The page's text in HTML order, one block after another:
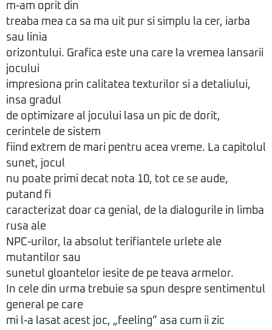
m-am oprit din
treaba mea ca sa ma uit pur si simplu la cer, iarba
sau linia
orizontului. Grafica este una care la vremea lansarii
jocului
impresiona prin calitatea texturilor si a detaliului,
insa gradul
de optimizare al jocului lasa un pic de dorit,
cerintele de sistem
fiind extrem de mari pentru acea vreme. La capitolul
sunet, jocul
nu poate primi decat nota 10, tot ce se aude,
putand fi
caracterizat doar ca genial, de la dialogurile in limba
rusa ale
NPC-urilor, la absolut terifiantele urlete ale
mutantilor sau
sunetul gloantelor iesite de pe teava armelor.
In cele din urma trebuie sa spun despre sentimentul
general pe care
mi l-a lasat acest joc, „feeling” asa cum ii zic